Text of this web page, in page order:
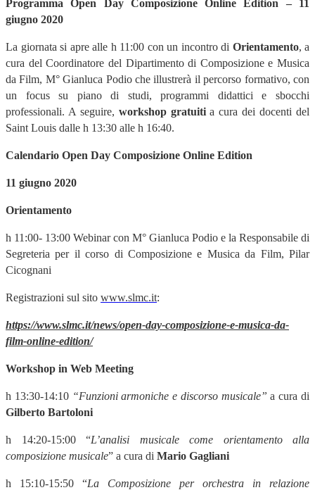
Programma Open Day Composizione Online Edition – 11
giugno 2020
La giornata si apre alle h 11:00 con un incontro di Orientamento, a
cura del Coordinatore del Dipartimento di Composizione e Musica
da Film, M° Gianluca Podio che illustrerà il percorso formativo, con
un focus su piano di studi, programmi didattici e sbocchi
professionali. A seguire, workshop gratuitia cura dei docenti del
Saint Louis dalle h 13:30 alle h 16:40.
Calendario Open Day Composizione Online Edition
11 giugno 2020
Orientamento
h 11:00- 13:00 Webinar con M° Gianluca Podio e la Responsabile di
Segreteria per il corso di Composizione e Musica da Film, Pilar
Cicognani
Registrazioni sul sito www.slmc.it:
https://www.slmc.it/news/open-day-composizione-e-musica-da-
film-online-edition/
Workshop in Web Meeting
h 13:30-14:10 “Funzioni armoniche e discorso musicale” a cura di
Gilberto Bartoloni
h 14:20-15:00 “L’analisi musicale come orientamento alla
composizione musicale” a cura di Mario Gagliani
h 15:10-15:50 “La Composizione per orchestra in relazione